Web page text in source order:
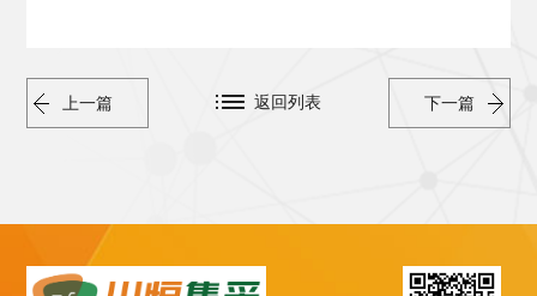
上一篇 下一篇
返回列表